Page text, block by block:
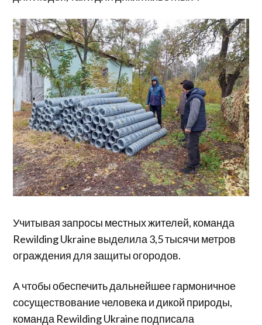
Учитывая запросы местных жителей, команда
Rewilding Ukraine выделила 3,5 тысячи метров
ограждения для защиты огородов.
А чтобы обеспечить дальнейшее гармоничное
сосуществование человека и дикой природы,
команда Rewilding Ukraine подписала